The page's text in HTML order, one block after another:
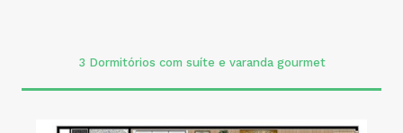
3 Dormitórios com suíte e varanda gourmet